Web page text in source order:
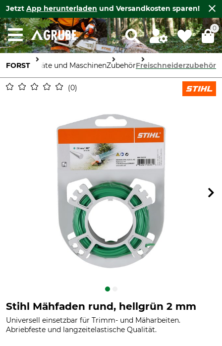
Jetzt App herunterladen und Versandkosten sparen!
0
FORSTGeräte und MaschinenZubehörFreischneiderzubehör
0
Stihl Mähfaden rund, hellgrün 2 mm
Universell einsetzbar für Trimm- und Mäharbeiten.
Abriebfeste und langzeitelastische Qualität.